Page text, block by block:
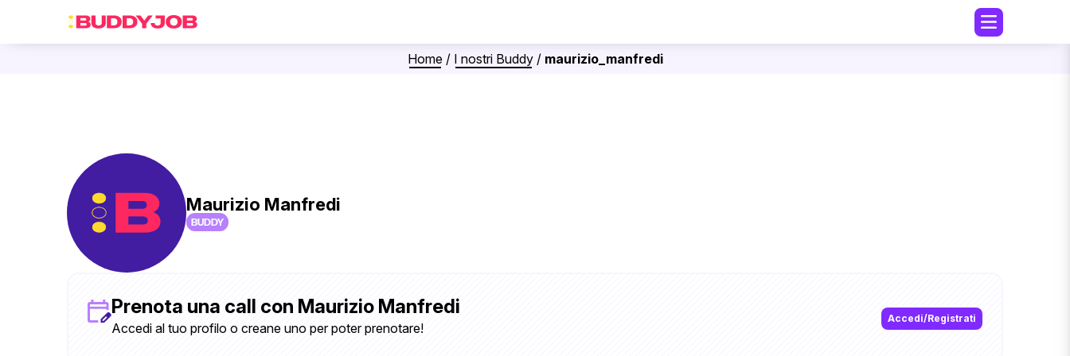
Home/ I nostri Buddy/ maurizio_manfredi
Maurizio Manfredi
BUDDY
Prenota una call con Maurizio Manfredi
Accedi al tuo profilo o creane uno per poter prenotare!
Accedi/Registrati